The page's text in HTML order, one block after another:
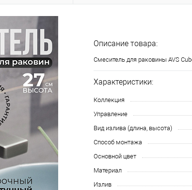
Описание товара:
Смеситель для раковины AVS
Характеристики:
Коллекция
Управление
Вид излива (длина, высота)
Способ монтажа
Основной цвет
Материал
Излив